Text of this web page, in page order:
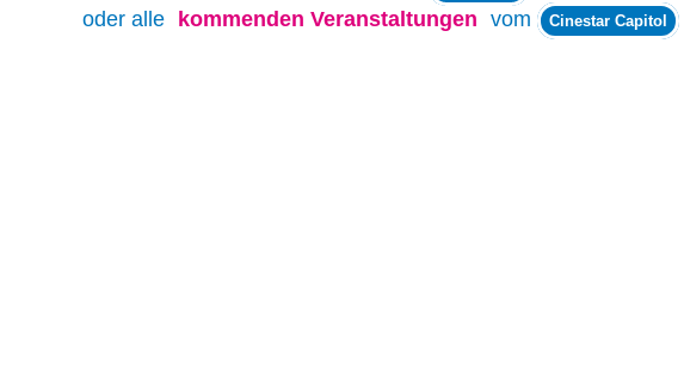
oder alle
kommenden Veranstaltungen vom Cinestar Capitol